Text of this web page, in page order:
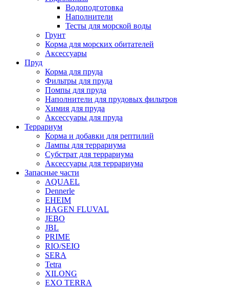
Водоподготовка
Наполнители
Тесты для морской воды
Грунт
Корма для морских обитателей
Аксессуары
Пруд
Корма для пруда
Фильтры для пруда
Помпы для пруда
Наполнители для прудовых фильтров
Химия для пруда
Аксессуары для пруда
Террариум
Корма и добавки для рептилий
Лампы для террариума
Субстрат для террариума
Аксессуары для террариума
Запасные части
AQUAEL
Dennerle
EHEIM
HAGEN FLUVAL
JEBO
JBL
PRIME
RIO/SEIO
SERA
Tetra
XILONG
EXO TERRA